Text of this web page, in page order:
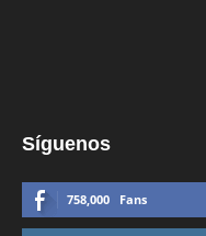
Síguenos
758,000 Fans